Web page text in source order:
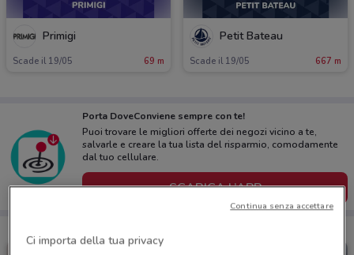
Primigi
Scade il 19/05 69 m
Petit Bateau
Scade il 19/05 667 m
Porta DoveConviene sempre con te!
Puoi trovare le migliori offerte dei negozi vicino a te,
salvarle e creare la tua lista del risparmio, comodamente
dal tuo cellulare.
SCARICA L’APP
Ci importa della tua privacy
Continua senza accettare